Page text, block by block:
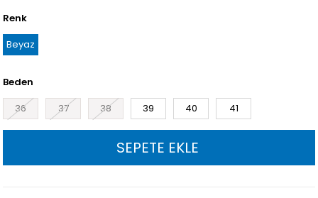
Renk
Beyaz
Beden
36
37 38 39 40 41